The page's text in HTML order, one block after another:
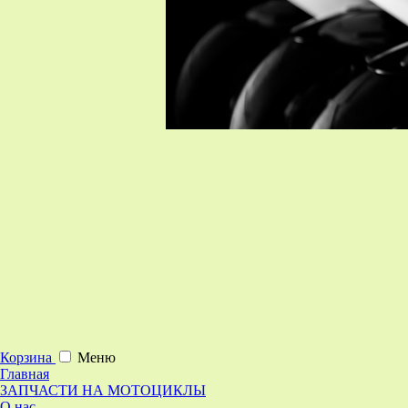
Корзина
Меню
Главная
ЗАПЧАСТИ НА МОТОЦИКЛЫ